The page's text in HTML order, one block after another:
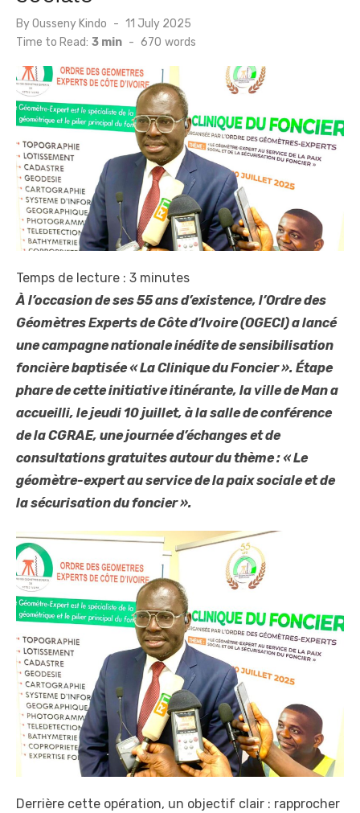
ByOusseny Kindo
Posted
11 July 2025
Time to Read: 3 min - 670 words
Temps de lecture : 3 minutes
À l’occasion de ses 55 ans d’existence, l’Ordre des
Géomètres Experts de Côte d’Ivoire (OGECI) a lancé
une campagne nationale inédite de sensibilisation
foncière baptisée « La Clinique du Foncier ». Étape
phare de cette initiative itinérante, la ville de Man a
accueilli, le jeudi 10 juillet, à la salle de conférence
de la CGRAE, une journée d’échanges et de
consultations gratuites autour du thème : « Le
géomètre-expert au service de la paix sociale et de
la sécurisation du foncier ».
Derrière cette opération, un objectif clair : rapprocher